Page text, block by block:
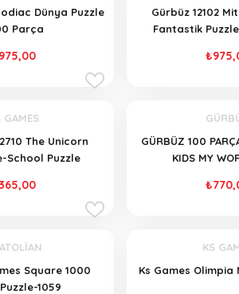
Dünya Puzzle
Parça
Gürbüz 12102
Fantastik
GAMES
The Unicorn
School Puzzle
GÜRBÜZ 100
KIDS MY
Square 1000
1059
KS
Ks Games Olimpia